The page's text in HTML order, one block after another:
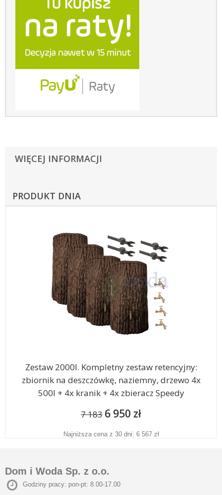
WIĘCEJ INFORMACJI
PRODUKT DNIA
Zestaw 2000l. Kompletny zestaw retencyjny:
zbiornik na deszczówkę, naziemny, drzewo 4x
500l + 4x kranik + 4x zbieracz Speedy
7 183 6 950 zł
Najniższa cena z 30 dni: 6 567 zł
Dom i Woda Sp. z o.o.
Godziny pracy: pon-pt: 8.00-17.00